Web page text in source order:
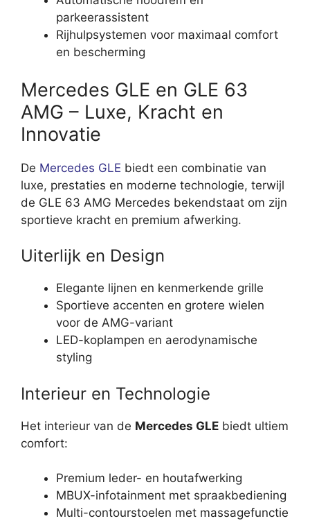
parkeerassistent
Rijhulpsystemen voor maximaal comfort
en bescherming
Mercedes GLE en GLE 63
AMG – Luxe, Kracht en
Innovatie
De Mercedes GLE biedt een combinatie van
luxe, prestaties en moderne technologie, terwijl
de GLE 63 AMG Mercedes bekendstaat om zijn
sportieve kracht en premium afwerking.
Uiterlijk en Design
Elegante lijnen en kenmerkende grille
Sportieve accenten en grotere wielen
voor de AMG-variant
LED-koplampen en aerodynamische
styling
Interieur en Technologie
Het interieur van de Mercedes GLE biedt ultiem
comfort:
Premium leder- en houtafwerking
MBUX-infotainment met spraakbediening
Multi-contourstoelen met massagefunctie